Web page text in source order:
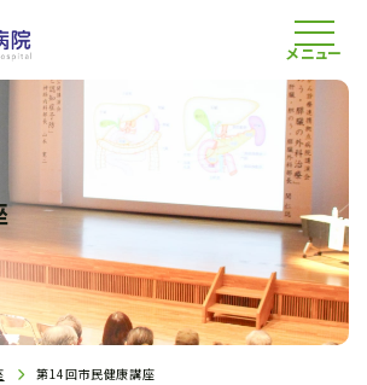
メニュー
第14回市民健康講座